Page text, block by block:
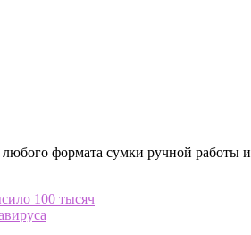
формата сумки ручной
100 тысяч